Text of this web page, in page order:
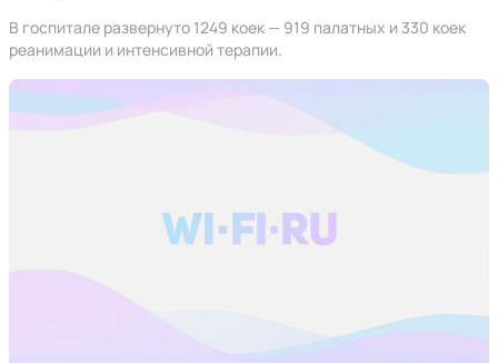
В госпитале развернуто 1249 коек — 919 палатных и 330 коек
реанимации и интенсивной терапии.